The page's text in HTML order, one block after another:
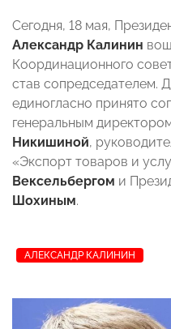
Сегодня, 18 мая,
Александр Калинин
Координационного
став сопредседателем.
единогласно принято
генеральным
Никишиной,
«Экспорт товаров и
Вексельбергом и
Шохиным.
АЛЕКСАНДР КАЛИНИН